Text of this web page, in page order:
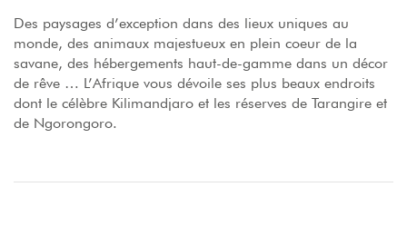
Des paysages d’exception dans des lieux uniques au
monde, des animaux majestueux en plein coeur de la
savane, des hébergements haut-de-gamme dans un décor
de rêve … L’Afrique vous dévoile ses plus beaux endroits
dont le célèbre Kilimandjaro et les réserves de Tarangire et
de Ngorongoro.